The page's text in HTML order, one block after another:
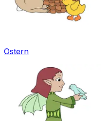
Ostern